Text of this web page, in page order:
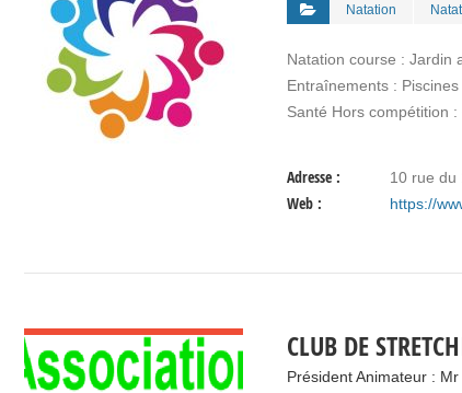
Natation
Natation course : Jardin
Entraînements :
Santé Hors compétition
Adresse : 10 rue du
Web : https://
CLUB DE
Président Animateur :